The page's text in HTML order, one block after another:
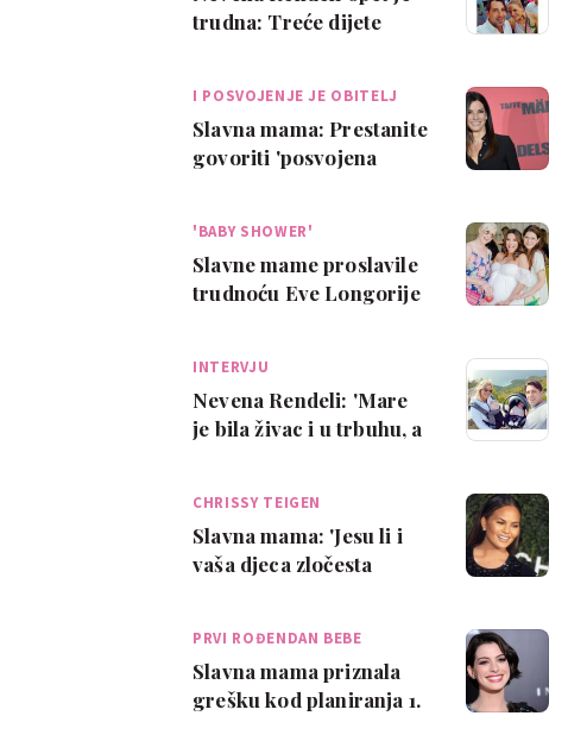
trudna: Treće dijete
I POSVOJENJE JE OBITELJ
Slavna mama: Prestanite
govoriti 'posvojena
'BABY SHOWER'
Slavne mame proslavile
trudnoću Eve Longorije
INTERVJU
Nevena Rendeli: 'Mare
je bila živac i u trbuhu, a
CHRISSY TEIGEN
Slavna mama: 'Jesu li i
vaša djeca zločesta
PRVI ROĐENDAN BEBE
Slavna mama priznala
grešku kod planiranja 1.